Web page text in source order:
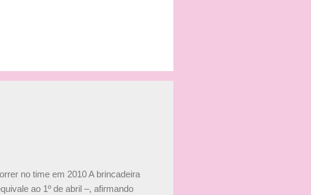
no time em 2010 A brincadeira
ao 1º de abril –, afirmando